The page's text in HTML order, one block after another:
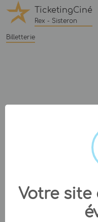
TicketingCiné
Rex - Sisteron
Billetterie
Votre site